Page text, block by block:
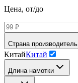
Цена, от/до
Страна производитель
КитайКитай
Длина намотки